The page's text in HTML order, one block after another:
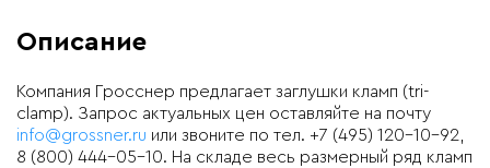
Описание
Компания Гросснер предлагает заглушки кламп (tri-
clamp). Запрос актуальных цен оставляйте на почту
info@grossner.ru или звоните по тел. +7 (495) 120-10-92,
8 (800) 444-05-10. На складе весь размерный ряд кламп